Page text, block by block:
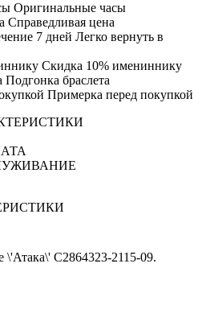
Оригинальные часы
Справедливая цена
Легко вернуть в
Скидка 10% имениннику
Подгонка браслета
Примерка перед покупкой
С2864323-2115-09.